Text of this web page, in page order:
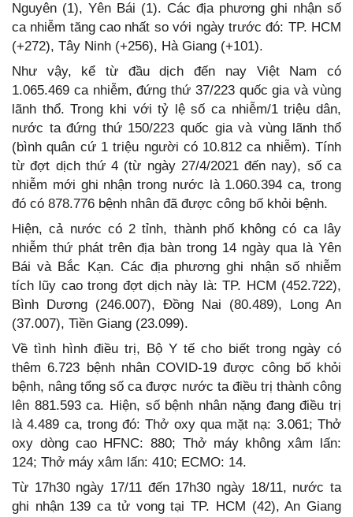
Nguyên (1), Yên Bái (1). Các địa phương ghi nhận số
ca nhiễm tăng cao nhất so với ngày trước đó: TP. HCM
(+272), Tây Ninh (+256), Hà Giang (+101).
Như vậy, kể từ đầu dịch đến nay Việt Nam có
1.065.469 ca nhiễm, đứng thứ 37/223 quốc gia và vùng
lãnh thổ. Trong khi với tỷ lệ số ca nhiễm/1 triệu dân,
nước ta đứng thứ 150/223 quốc gia và vùng lãnh thổ
(bình quân cứ 1 triệu người có 10.812 ca nhiễm). Tính
từ đợt dịch thứ 4 (từ ngày 27/4/2021 đến nay), số ca
nhiễm mới ghi nhận trong nước là 1.060.394 ca, trong
đó có 878.776 bệnh nhân đã được công bố khỏi bệnh.
Hiện, cả nước có 2 tỉnh, thành phố không có ca lây
nhiễm thứ phát trên địa bàn trong 14 ngày qua là Yên
Bái và Bắc Kạn. Các địa phương ghi nhận số nhiễm
tích lũy cao trong đợt dịch này là: TP. HCM (452.722),
Bình Dương (246.007), Đồng Nai (80.489), Long An
(37.007), Tiền Giang (23.099).
Về tình hình điều trị, Bộ Y tế cho biết trong ngày có
thêm 6.723 bệnh nhân COVID-19 được công bố khỏi
bệnh, nâng tổng số ca được nước ta điều trị thành công
lên 881.593 ca. Hiện, số bệnh nhân nặng đang điều trị
là 4.489 ca, trong đó: Thở oxy qua mặt nạ: 3.061; Thở
oxy dòng cao HFNC: 880; Thở máy không xâm lấn:
124; Thở máy xâm lấn: 410; ECMO: 14.
Từ 17h30 ngày 17/11 đến 17h30 ngày 18/11, nước ta
ghi nhận 139 ca tử vong tại TP. HCM (42), An Giang